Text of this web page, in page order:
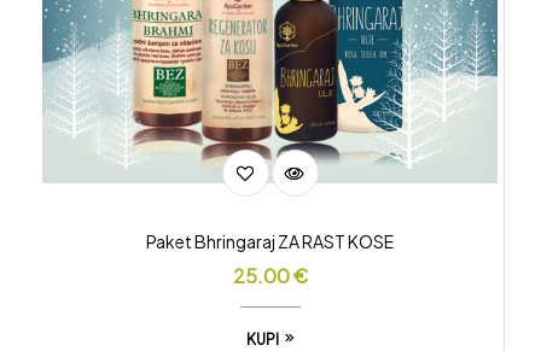
Paket Bhringaraj ZA RAST KOSE
25.00€
KUPI